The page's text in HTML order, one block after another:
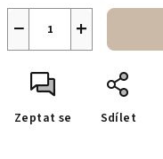
+
−
Zeptat se Sdílet